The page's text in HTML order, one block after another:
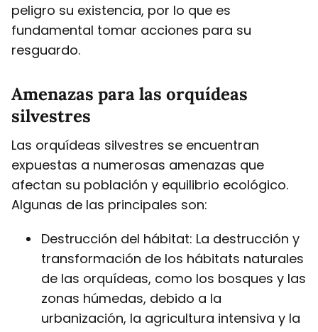
peligro su existencia, por lo que es
fundamental tomar acciones para su
resguardo.
Amenazas para las orquídeas
silvestres
Las orquídeas silvestres se encuentran
expuestas a numerosas amenazas que
afectan su población y equilibrio ecológico.
Algunas de las principales son:
Destrucción del hábitat: La destrucción y
transformación de los hábitats naturales
de las orquídeas, como los bosques y las
zonas húmedas, debido a la
urbanización, la agricultura intensiva y la